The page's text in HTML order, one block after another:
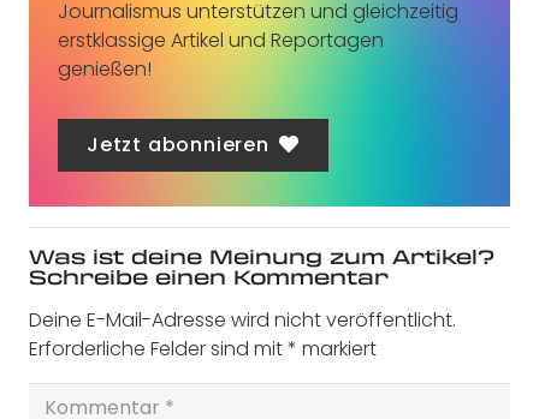
Journalismus unterstützen und gleichzeitig
erstklassige Artikel und Reportagen
genießen!
Jetzt abonnieren
Was ist deine Meinung zum Artikel?
Schreibe einen Kommentar
Deine E-Mail-Adresse wird nicht veröffentlicht.
Erforderliche Felder sind mit* markiert